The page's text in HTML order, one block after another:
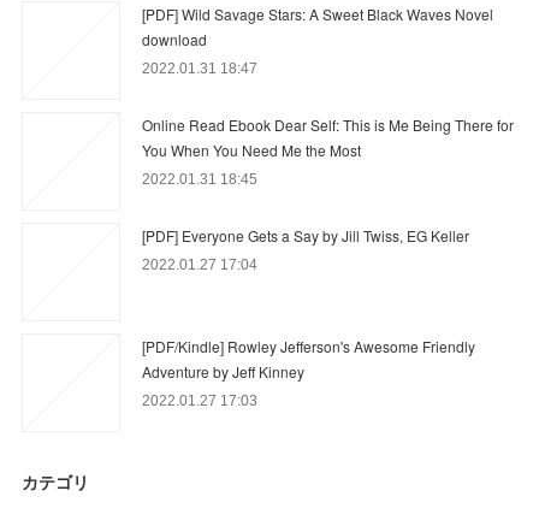
[PDF] Wild Savage Stars: A Sweet Black Waves Novel
download
2022.01.31 18:47
Online Read Ebook Dear Self: This is Me Being There for
You When You Need Me the Most
2022.01.31 18:45
[PDF] Everyone Gets a Say by Jill Twiss, EG Keller
2022.01.27 17:04
[PDF/Kindle] Rowley Jefferson's Awesome Friendly
Adventure by Jeff Kinney
2022.01.27 17:03
カテゴリ